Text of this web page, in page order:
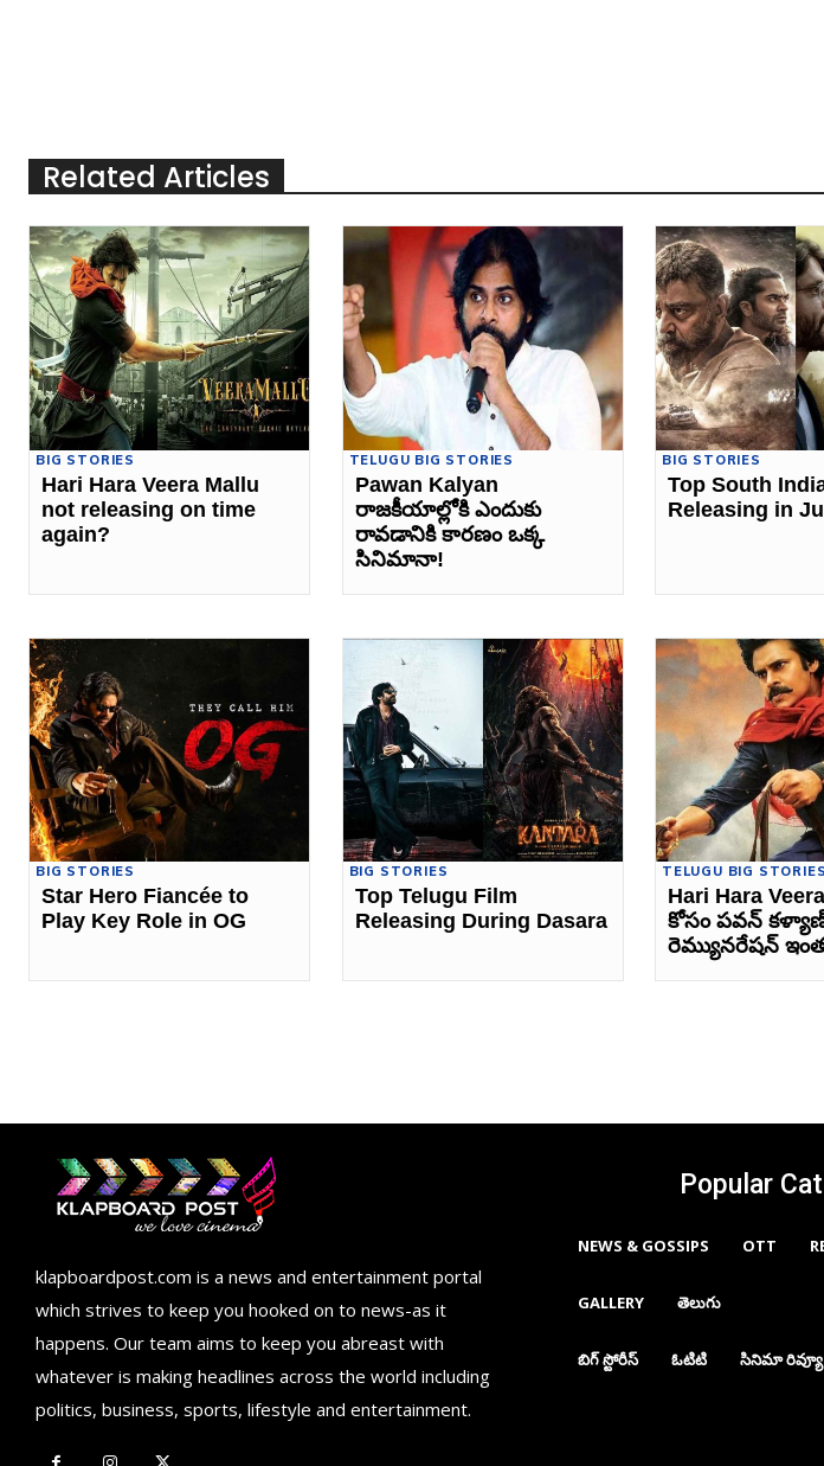
Related Articles
BIG STORIES
Hari Hara Veera Mallu
not releasing on time
again?
TELUGU BIG STORIES
Pawan Kalyan
రాజకీయాల్లోకి ఎందుకు
రావడానికి కారణం ఒక్క
సినిమానా!
BIG STORIES
Top South
Releasing in
BIG STORIES
Star Hero Fiancée to
Play Key Role in OG
BIG STORIES
Top Telugu Film
Releasing During Dasara
TELUGU BIG STORIES
Hari Hara
కోసం పవన్ కళ్యాణ్
రెమ్యునరేషన్
klapboardpost.com is a news and entertainment portal
which strives to keep you hooked on to news-as it
happens. Our team aims to keep you abreast with
whatever is making headlines across the world including
politics, business, sports, lifestyle and entertainment.
Popular
NEWS & GOSSIPS OTT
GALLERY తెలుగు
బిగ్ స్టోరీస్ ఓటిటి సినిమా రివ్యూ